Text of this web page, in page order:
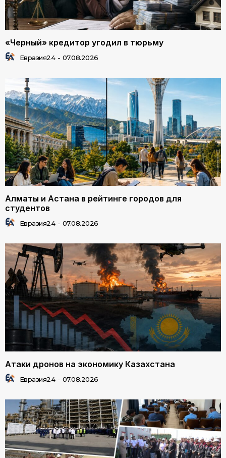
«Черный» кредитор угодил в тюрьму
Евразия24 - 07.08.2026
Алматы и Астана в рейтинге городов для
студентов
Евразия24 - 07.08.2026
Атаки дронов на экономику Казахстана
Евразия24 - 07.08.2026